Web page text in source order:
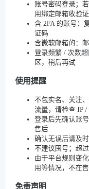
账号密码登录；
用绑定邮箱收验
含 2FA 的账号：
证码
含微软邮箱的：
登录频繁 / 次数
区，稍后再试
使用提醒
不包实名、关注
流量，请检查 IP
登录后先确认账
售后
确认无误后请及
不建议囤号；超
由于平台规则变
用等情况，不在
免责声明